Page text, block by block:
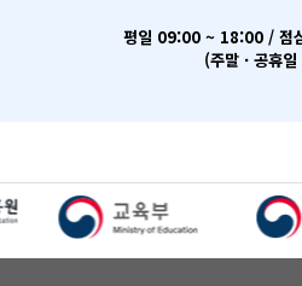
평일 09:00 ~ 18:00 / 점
(주말 · 공휴